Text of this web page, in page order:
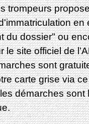
trompeurs
en
du dossier" ou
site officiel de
sont
carte grise via
démarches sont